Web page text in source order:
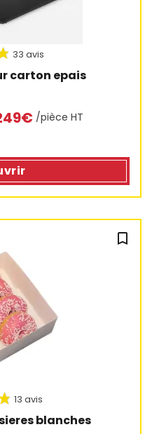
8 avis
carton epais
/pièce HT
bookmark_outline
blanches